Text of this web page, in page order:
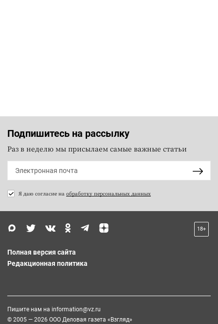
Подпишитесь на рассылку
Раз в неделю мы присылаем самые важные статьи
Я даю согласие на обработку персональных данных
18+
Полная версия сайта
Редакционная политика
Пишите нам на information@vz.ru
© 2005 — 2026 ООО Деловая газета «Взгляд»